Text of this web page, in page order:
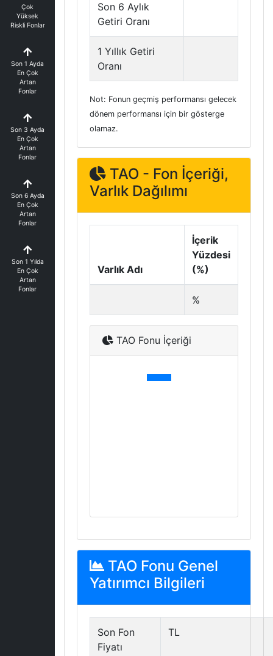
Çok
Yüksek
Riskli Fonlar
Son 1 Ayda
En Çok
Artan
Fonlar
Son 3 Ayda
En Çok
Artan
Fonlar
Son 6 Ayda
En Çok
Artan
Fonlar
Son 1 Yılda
En Çok
Artan
Fonlar
Son 6 Aylık
Getiri Oranı
1 Yıllık Getiri
Oranı
Not: Fonun geçmiş performansı gelecek
dönem performansı için bir gösterge
olamaz.
TAO - Fon İçeriği,
Varlık Dağılımı
Varlık Adı
İçerik
Yüzdesi
(%)
%
TAO Fonu İçeriği
TAO Fonu Genel
Yatırımcı Bilgileri
Son Fon
Fiyatı
TL